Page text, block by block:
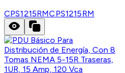
CPS1215RMCPS1215RM